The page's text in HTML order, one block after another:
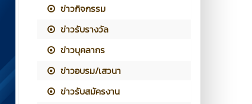
ข่าวกิจกรรม
ข่าวรับรางวัล
ข่าวบุคลากร
ข่าวอบรม/เสวนา
ข่าวรับสมัครงาน